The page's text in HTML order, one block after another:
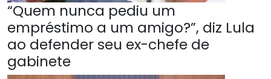
“Quem nunca pediu um
empréstimo a um amigo?”, diz Lula
ao defender seu ex-chefe de
gabinete